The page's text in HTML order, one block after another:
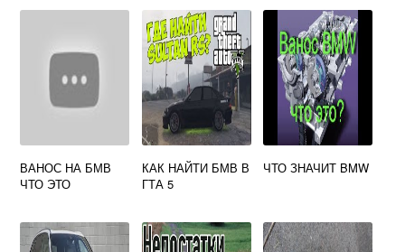
ВАНОС НА БМВ
ЧТО ЭТО
КАК НАЙТИ БМВ В
ГТА 5
ЧТО ЗНАЧИТ BMW